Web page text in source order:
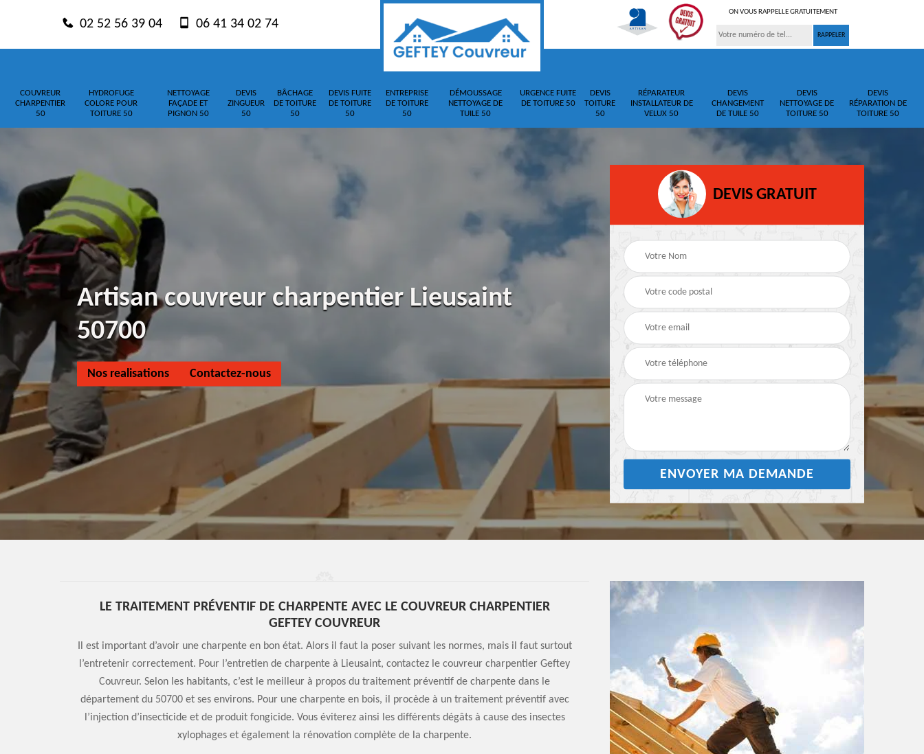
02 52 56 39 04 06 41 34 02 74
ON VOUS RAPPELLE GRATUITEMENT
COUVREUR
CHARPENTIER
50
HYDROFUGE
COLORE POUR
TOITURE 50
NETTOYAGE
FAÇADE ET
PIGNON 50
DEVIS
ZINGUEUR
50
BÂCHAGE
DE TOITURE
50
DEVIS FUITE
DE TOITURE
50
ENTREPRISE
DE TOITURE
50
DÉMOUSSAGE
NETTOYAGE DE
TUILE 50
URGENCE FUITE
DE TOITURE 50
DEVIS
TOITURE
50
RÉPARATEUR
INSTALLATEUR DE
VELUX 50
DEVIS
CHANGEMENT
DE TUILE 50
DEVIS
NETTOYAGE DE
TOITURE 50
DEVIS
RÉPARATION DE
TOITURE 50
Artisan couvreur charpentier Lieusaint
50700
Nos realisations Contactez-nous
DEVIS GRATUIT
LE TRAITEMENT PRÉVENTIF DE CHARPENTE AVEC LE COUVREUR CHARPENTIER
GEFTEY COUVREUR
Il est important d’avoir une charpente en bon état. Alors il faut la poser suivant les normes, mais il faut surtout
l’entretenir correctement. Pour l’entretien de charpente à Lieusaint, contactez le couvreur charpentier Geftey
Couvreur. Selon les habitants, c’est le meilleur à propos du traitement préventif de charpente dans le
département du 50700 et ses environs. Pour une charpente en bois, il procède à un traitement préventif avec
l’injection d’insecticide et de produit fongicide. Vous éviterez ainsi les différents dégâts à cause des insectes
xylophages et également la rénovation complète de la charpente.